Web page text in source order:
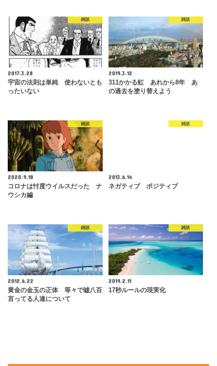
雑談
2017.3.28
宇宙の法則は単純 使わないとも
ったいない
雑談
2019.3.12
311かかる虹 あれから8年 あ
の過去を塗り替えよう
雑談
2020.9.18
コロナは忖度ウイルスだった ナ
ウシカ編
雑談
2013.6.14
ネガティブ ポジティブ
雑談
2012.6.22
黄金の金玉の正体 等々で嘘八百
言ってる人達について
雑談
2019.2.11
17秒ルールの現実化